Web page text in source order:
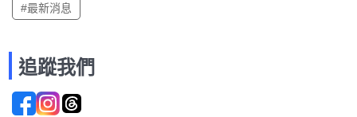
#最新消息
追蹤我們